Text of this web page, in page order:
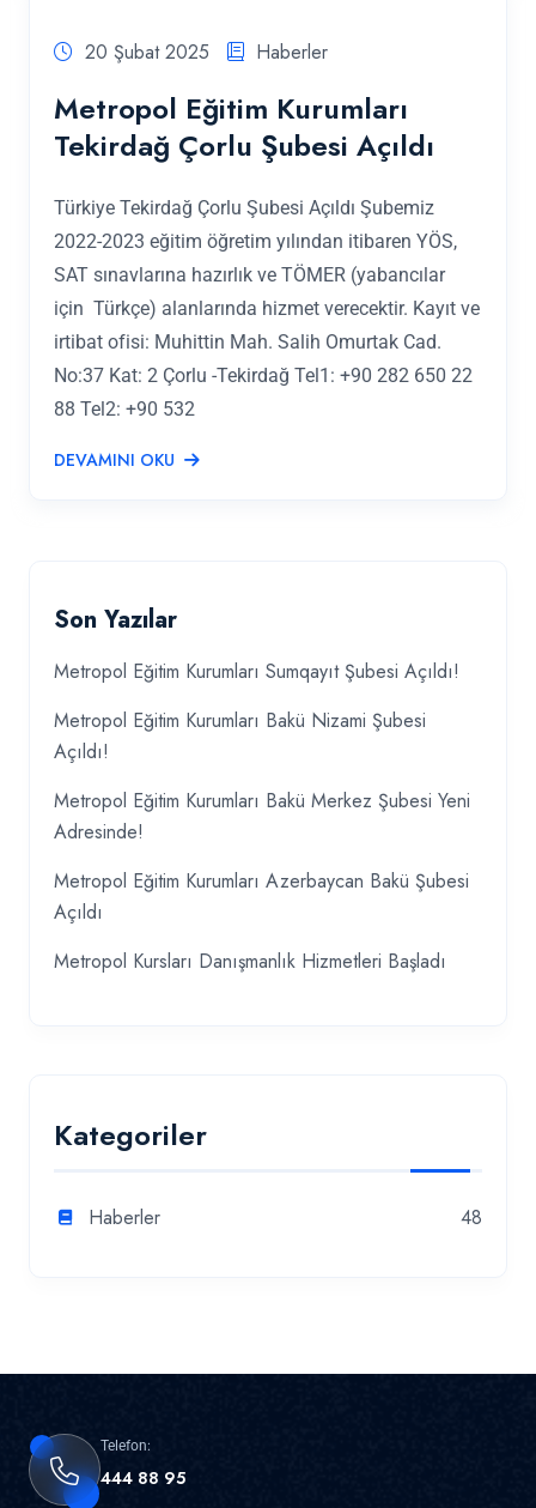
20 Şubat 2025 Haberler
Metropol Eğitim Kurumları
Tekirdağ Çorlu Şubesi Açıldı
Türkiye Tekirdağ Çorlu Şubesi Açıldı Şubemiz
2022-2023 eğitim öğretim yılından itibaren YÖS,
SAT sınavlarına hazırlık ve TÖMER (yabancılar
için Türkçe) alanlarında hizmet verecektir. Kayıt ve
irtibat ofisi: Muhittin Mah. Salih Omurtak Cad.
No:37 Kat: 2 Çorlu -Tekirdağ Tel1: +90 282 650 22
88 Tel2: +90 532
DEVAMINI OKU
Son Yazılar
Metropol Eğitim Kurumları Sumqayıt Şubesi Açıldı!
Metropol Eğitim Kurumları Bakü Nizami Şubesi
Açıldı!
Metropol Eğitim Kurumları Bakü Merkez Şubesi Yeni
Adresinde!
Metropol Eğitim Kurumları Azerbaycan Bakü Şubesi
Açıldı
Metropol Kursları Danışmanlık Hizmetleri Başladı
Kategoriler
Haberler 48
Telefon:
444 88 95